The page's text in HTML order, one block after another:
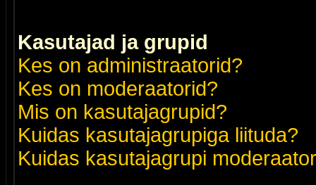
Kasutajad ja grupid
Kes on administraatorid?
Kes on moderaatorid?
Mis on kasutajagrupid?
Kuidas kasutajagrupiga liituda?
Kuidas kasutajagrupi